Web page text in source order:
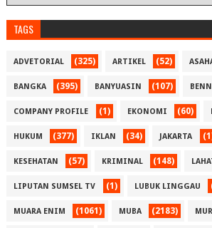
TAGS
ADVETORIAL (325) ARTIKEL (52)
BANGKA (395) BANYUASIN (107)
COMPANY PROFILE (1) EKONOMI (60)
HUKUM (377) IKLAN (34) JAKARTA
KESEHATAN (57) KRIMINAL (148)
LIPUTAN SUMSEL TV (1) LUBUK LINGGAU
MUARA ENIM (1061) MUBA (2183)